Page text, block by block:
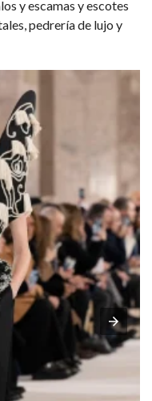
y escamas y escotes
pedrería de lujo y